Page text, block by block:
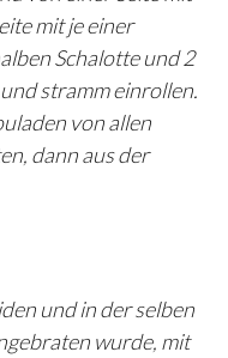
mit je einer
Schalotte und 2
stramm einrollen.
von allen
dann aus der
und in der selben
wurde, mit